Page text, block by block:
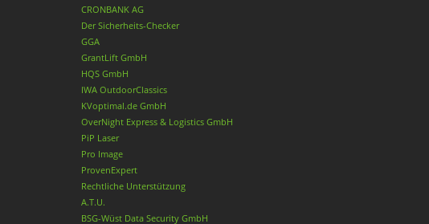
CRONBANK AG
Der Sicherheits-Checker
GGA
GrantLift GmbH
HQS GmbH
IWA OutdoorClassics
KVoptimal.de GmbH
OverNight Express & Logistics GmbH
PiP Laser
Pro Image
ProvenExpert
Rechtliche Unterstützung
A.T.U.
BSG-Wüst Data Security GmbH